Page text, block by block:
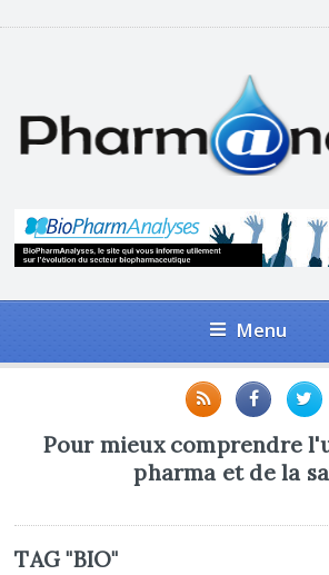
Menu
Pour mieux comprendre
pharma et de la
TAG "BIO"